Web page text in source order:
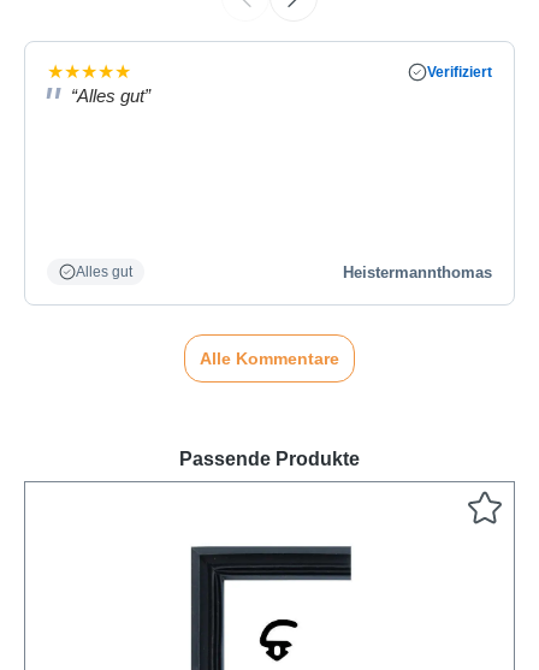
★★★★★ Verifiziert
“Alles gut”
Alles gut Heistermannthomas
Alle Kommentare
Passende Produkte